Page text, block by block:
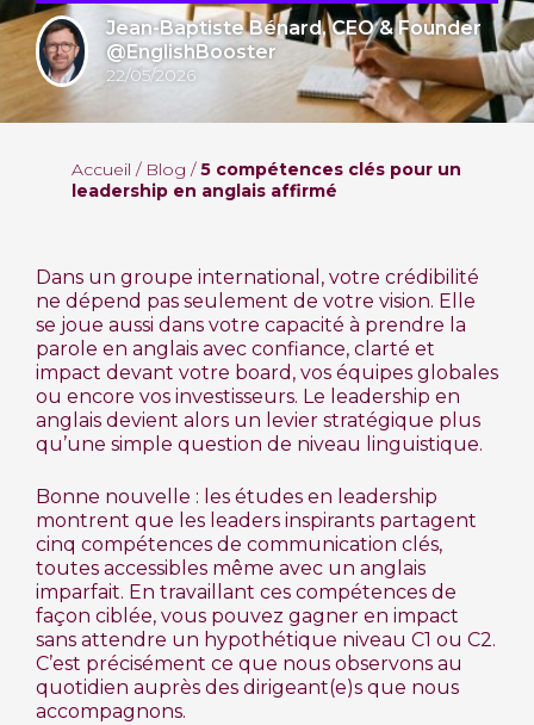
Jean-Baptiste Bénard, CEO & Founder
@EnglishBooster
22/05/2026
Accueil / Blog /5 compétences clés pour un
leadership en anglais affirmé
Dans un groupe international, votre crédibilité
ne dépend pas seulement de votre vision. Elle
se joue aussi dans votre capacité à prendre la
parole en anglais avec confiance, clarté et
impact devant votre board, vos équipes globales
ou encore vos investisseurs. Le leadership en
anglais devient alors un levier stratégique plus
qu’une simple question de niveau linguistique.
Bonne nouvelle : les études en leadership
montrent que les leaders inspirants partagent
cinq compétences de communication clés,
toutes accessibles même avec un anglais
imparfait. En travaillant ces compétences de
façon ciblée, vous pouvez gagner en impact
sans attendre un hypothétique niveau C1 ou C2.
C’est précisément ce que nous observons au
quotidien auprès des dirigeant(e)s que nous
accompagnons.